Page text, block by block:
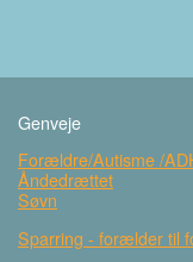
Genveje
Forældre/Autisme /
Åndedrættet
Søvn
Sparring - forælder til